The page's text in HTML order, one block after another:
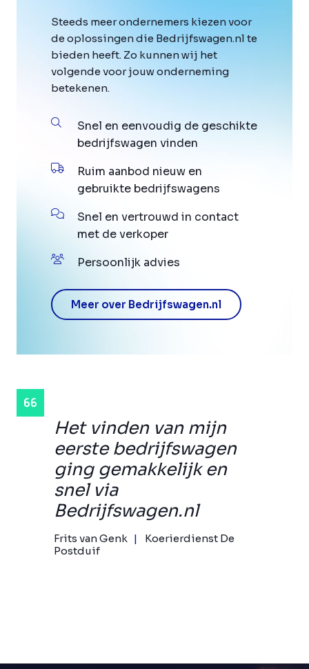
Het vinden van mijn
eerste bedrijfswagen
ging gemakkelijk en
snel via
Bedrijfswagen.nl
Frits van Genk
Koerierdienst De
Postduif
Steeds meer ondernemers kiezen voor
de oplossingen die Bedrijfswagen.nl te
bieden heeft. Zo kunnen wij het
volgende voor jouw onderneming
betekenen.
Snel en eenvoudig de geschikte
bedrijfswagen vinden
Ruim aanbod nieuw en
gebruikte bedrijfswagens
Snel en vertrouwd in contact
met de verkoper
Persoonlijk advies
Meer over Bedrijfswagen.nl